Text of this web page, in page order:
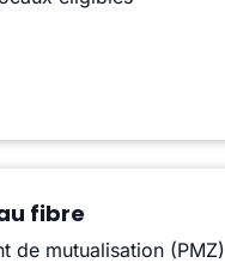
fibre
de mutualisation (PMZ)